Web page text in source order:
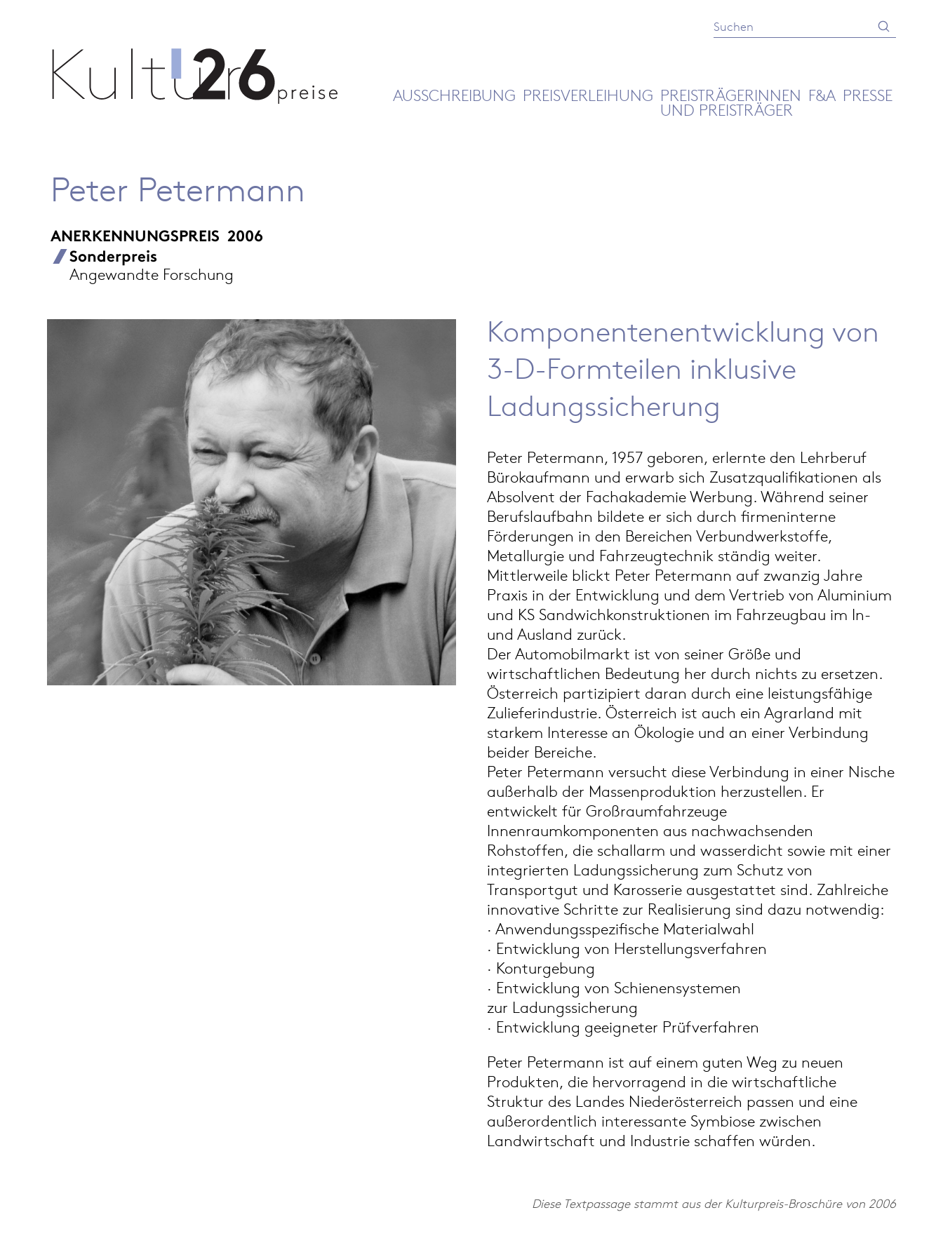
Suche
Absenden
AUSSCHREIBUNG PREISVERLEIHUNG PREISTRÄGERINNEN
UND PREISTRÄGER
F&A PRESSE
Peter Petermann
ANERKENNUNGSPREIS 2006
Sonderpreis
Angewandte Forschung
Komponentenentwicklung von
3-D-Formteilen inklusive
Ladungssicherung
Peter Petermann, 1957 geboren, erlernte den Lehrberuf
Bürokaufmann und erwarb sich Zusatzqualifikationen als
Absolvent der Fachakademie Werbung. Während seiner
Berufslaufbahn bildete er sich durch firmeninterne
Förderungen in den Bereichen Verbundwerkstoffe,
Metallurgie und Fahrzeugtechnik ständig weiter.
Mittlerweile blickt Peter Petermann auf zwanzig Jahre
Praxis in der Entwicklung und dem Vertrieb von Aluminium
und KS Sandwichkonstruktionen im Fahrzeugbau im In-
und Ausland zurück.
Der Automobilmarkt ist von seiner Größe und
wirtschaftlichen Bedeutung her durch nichts zu ersetzen.
Österreich partizipiert daran durch eine leistungsfähige
Zulieferindustrie. Österreich ist auch ein Agrarland mit
starkem Interesse an Ökologie und an einer Verbindung
beider Bereiche.
Peter Petermann versucht diese Verbindung in einer Nische
außerhalb der Massenproduktion herzustellen. Er
entwickelt für Großraumfahrzeuge
Innenraumkomponenten aus nachwachsenden
Rohstoffen, die schallarm und wasserdicht sowie mit einer
integrierten Ladungssicherung zum Schutz von
Transportgut und Karosserie ausgestattet sind. Zahlreiche
innovative Schritte zur Realisierung sind dazu notwendig:
· Anwendungsspezifische Materialwahl
· Entwicklung von Herstellungsverfahren
· Konturgebung
· Entwicklung von Schienensystemen
zur Ladungssicherung
· Entwicklung geeigneter Prüfverfahren
Peter Petermann ist auf einem guten Weg zu neuen
Produkten, die hervorragend in die wirtschaftliche
Struktur des Landes Niederösterreich passen und eine
außerordentlich interessante Symbiose zwischen
Landwirtschaft und Industrie schaffen würden.
Diese Textpassage stammt aus der Kulturpreis-Broschüre von 2006